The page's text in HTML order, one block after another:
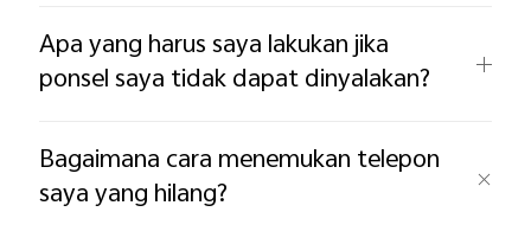
Apa yang harus saya lakukan jika
ponsel saya tidak dapat dinyalakan?
Bagaimana cara menemukan telepon
saya yang hilang?